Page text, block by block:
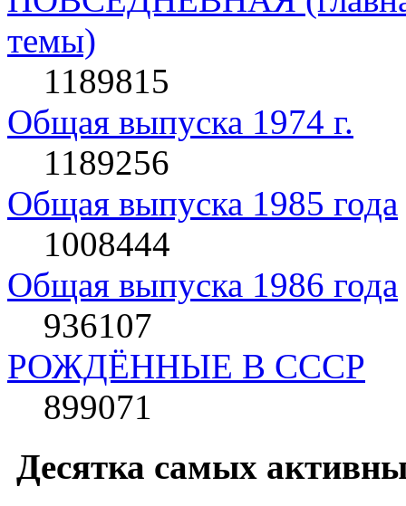
темы)
1189815
Общая выпуска 1974 г.
1189256
Общая выпуска 1985 года
1008444
Общая выпуска 1986 года
936107
РОЖДЁННЫЕ В СССР
899071
Десятка самых